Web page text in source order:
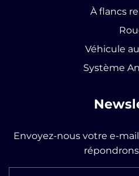
À flancs
Véhicule
Système
Envoyez-nous votre e-